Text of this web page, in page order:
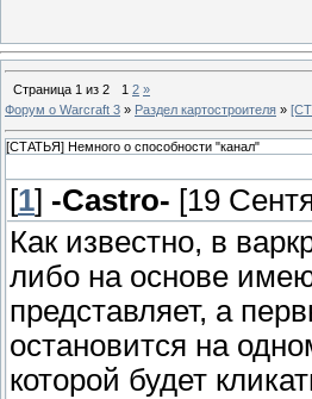
Страница 1 из 2 1 2 »
Форум о Warcraft 3 » Раздел картостроителя »
[СТАТЬЯ] Немного о способности "канал"
[1] -Castro- [19
Как известно, в
либо на основе
представляет, а
остановится на
которой будет